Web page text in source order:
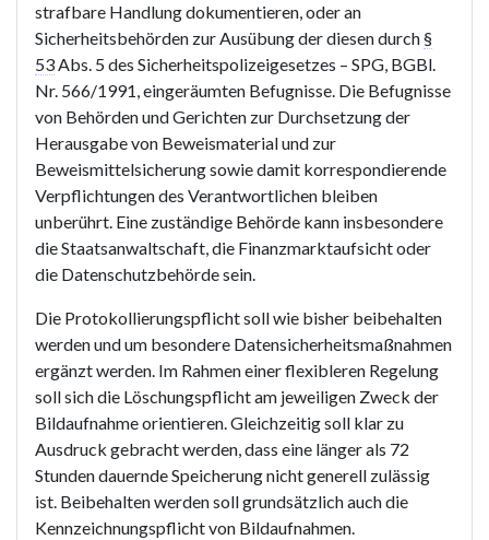
strafbare Handlung dokumentieren, oder an
Sicherheitsbehörden zur Ausübung der diesen durch§
53Abs. 5 des Sicherheitspolizeigesetzes – SPG, BGBl.
Nr. 566/1991, eingeräumten Befugnisse. Die Befugnisse
von Behörden und Gerichten zur Durchsetzung der
Herausgabe von Beweismaterial und zur
Beweismittelsicherung sowie damit korrespondierende
Verpflichtungen des Verantwortlichen bleiben
unberührt. Eine zuständige Behörde kann insbesondere
die Staatsanwaltschaft, die Finanzmarktaufsicht oder
die Datenschutzbehörde sein.
Die Protokollierungspflicht soll wie bisher beibehalten
werden und um besondere Datensicherheitsmaßnahmen
ergänzt werden. Im Rahmen einer flexibleren Regelung
soll sich die Löschungspflicht am jeweiligen Zweck der
Bildaufnahme orientieren. Gleichzeitig soll klar zu
Ausdruck gebracht werden, dass eine länger als 72
Stunden dauernde Speicherung nicht generell zulässig
ist. Beibehalten werden soll grundsätzlich auch die
Kennzeichnungspflicht von Bildaufnahmen.